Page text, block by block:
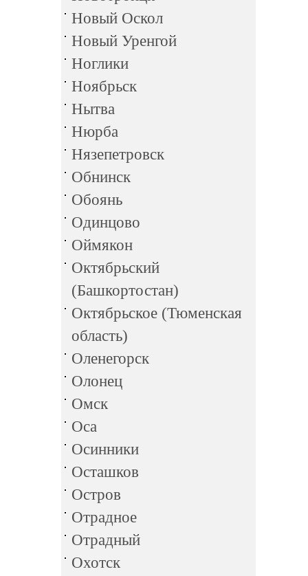
Новый Оскол
Новый Уренгой
Ноглики
Ноябрьск
Нытва
Нюрба
Нязепетровск
Обнинск
Обоянь
Одинцово
Оймякон
Октябрьский
(Башкортостан)
Октябрьское (Тюменская
область)
Оленегорск
Олонец
Омск
Оса
Осинники
Осташков
Остров
Отрадное
Отрадный
Охотск